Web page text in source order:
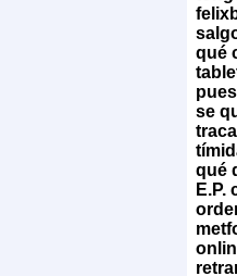
qué
​​se
qué
E.P.